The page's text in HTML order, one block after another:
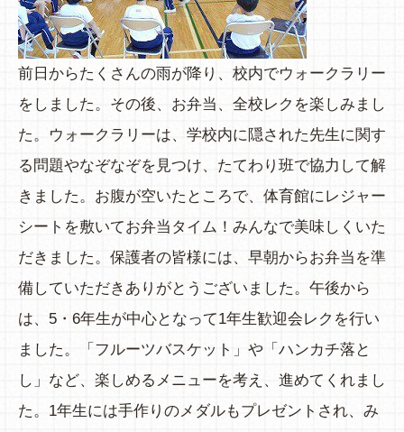
前日からたくさんの雨が降り、校内でウォークラリー
をしました。その後、お弁当、全校レクを楽しみまし
た。ウォークラリーは、学校内に隠された先生に関す
る問題やなぞなぞを見つけ、たてわり班で協力して解
きました。お腹が空いたところで、体育館にレジャー
シートを敷いてお弁当タイム！みんなで美味しくいた
だきました。保護者の皆様には、早朝からお弁当を準
備していただきありがとうございました。午後から
は、5・6年生が中心となって1年生歓迎会レクを行い
ました。「フルーツバスケット」や「ハンカチ落と
し」など、楽しめるメニューを考え、進めてくれまし
た。1年生には手作りのメダルもプレゼントされ、み